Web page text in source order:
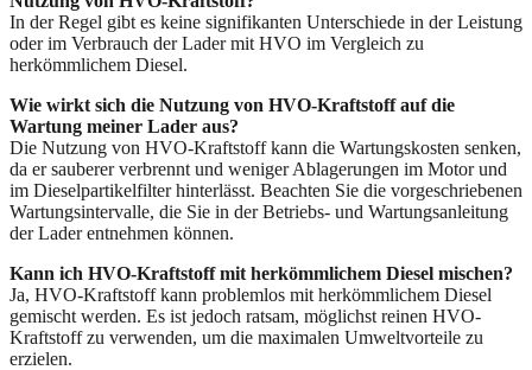
In der Regel gibt es keine signifikanten Unterschiede in der Leistung
oder im Verbrauch der Lader mit HVO im Vergleich zu
herkömmlichem Diesel.
Wie wirkt sich die Nutzung von HVO-Kraftstoff auf die
Wartung meiner Lader aus?
Die Nutzung von HVO-Kraftstoff kann die Wartungskosten senken,
da er sauberer verbrennt und weniger Ablagerungen im Motor und
im Dieselpartikelfilter hinterlässt. Beachten Sie die vorgeschriebenen
Wartungsintervalle, die Sie in der Betriebs- und Wartungsanleitung
der Lader entnehmen können.
Kann ich HVO-Kraftstoff mit herkömmlichem Diesel mischen?
Ja, HVO-Kraftstoff kann problemlos mit herkömmlichem Diesel
gemischt werden. Es ist jedoch ratsam, möglichst reinen HVO-
Kraftstoff zu verwenden, um die maximalen Umweltvorteile zu
erzielen.